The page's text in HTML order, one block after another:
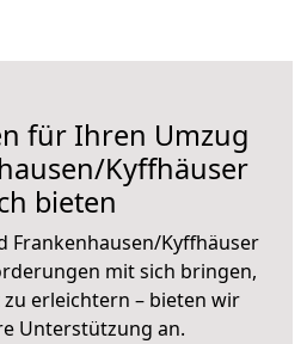
für Ihren Umzug
Kyffhäuser
bieten
Frankenhausen/Kyffhäuser
mit sich bringen,
erleichtern – bieten wir
Unterstützung an.